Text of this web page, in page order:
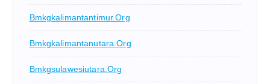
Bmkgkalimantantimur.org
Bmkgkalimantanutara.org
Bmkgsulawesiutara.org